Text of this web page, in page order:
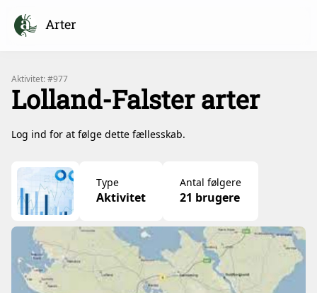
Arter
Aktivitet: #977
Lolland-Falster arter
Log ind for at følge dette fællesskab.
Type
Aktivitet
Antal følgere
21 brugere